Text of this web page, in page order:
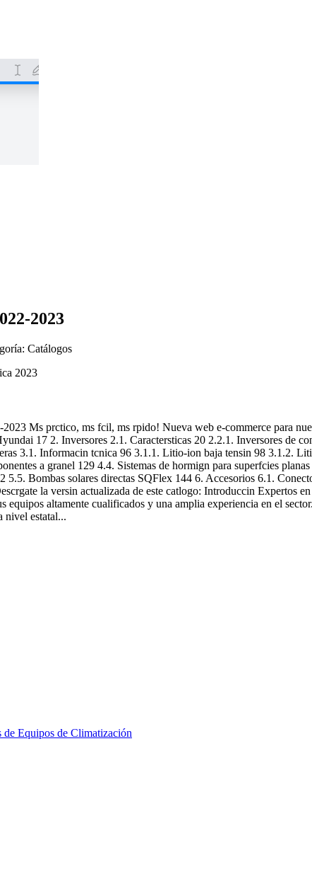
Equipos de Climatización
2023
Catálogos
2023
Ms prctico, ms fcil, ms rpido! Nueva web e-commerce para
17 2. Inversores 2.1. Caractersticas 20 2.2.1. Inversores de
3.1. Informacin tcnica 96 3.1.1. Litio-ion baja tensin 98 3.1.2.
a granel 129 4.4. Sistemas de hormign para superfcies
Bombas solares directas SQFlex 144 6. Accesorios 6.1.
la versin actualizada de este catlogo: Introduccin Expertos
altamente cualificados y una amplia experiencia en el
nivel estatal...